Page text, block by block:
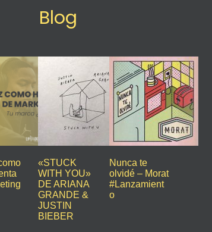
Blog
«STUCK
WITH YOU»
DE ARIANA
GRANDE &
JUSTIN
BIEBER
Nunca te
olvidé – Morat
#Lanzamient
o